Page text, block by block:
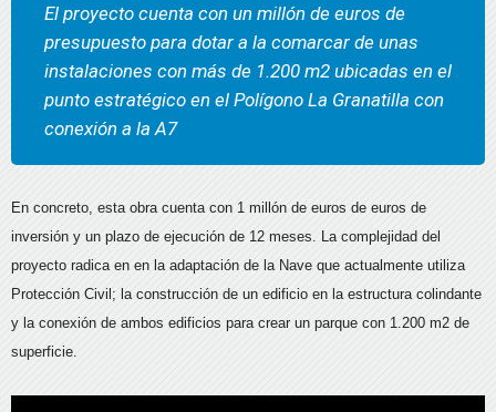
El proyecto cuenta con un millón de euros de
presupuesto para dotar a la comarcar de unas
instalaciones con más de 1.200 m2 ubicadas en el
punto estratégico en el Polígono La Granatilla con
conexión a la A7
En concreto, esta obra cuenta con 1 millón de euros de euros de
inversión y un plazo de ejecución de 12 meses. La complejidad del
proyecto radica en en la adaptación de la Nave que actualmente utiliza
Protección Civil; la construcción de un edificio en la estructura colindante
y la conexión de ambos edificios para crear un parque con 1.200 m2 de
superficie.